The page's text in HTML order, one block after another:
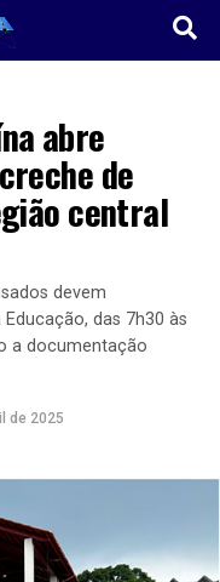
abre
de
central
devem
das 7h30 às
a documentação
de 2025